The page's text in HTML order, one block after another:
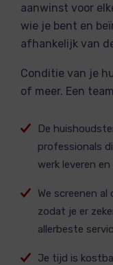
aanwinst voor
wie je bent en
afhankelijk van
Conditie van je
of meer. Een
De
professionals
werk leveren
We screenen
zodat je er
allerbeste
Je tijd is